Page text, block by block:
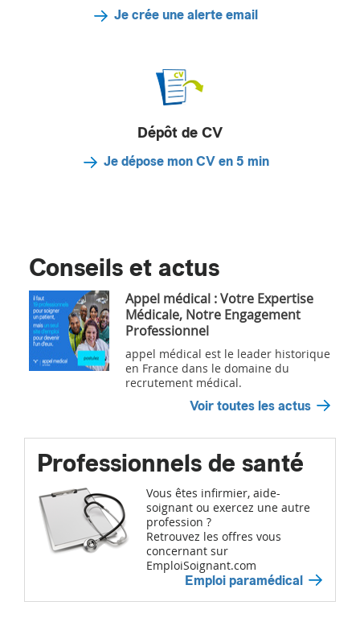
Je crée une alerte email
Dépôt de CV
Je dépose mon CV en 5 min
Conseils et actus
Appel médical : Votre Expertise
Médicale, Notre Engagement
Professionnel
appel médical est le leader historique
en France dans le domaine du
recrutement médical.
Voir toutes les actus
Professionnels de santé
Vous êtes infirmier, aide-
soignant ou exercez une autre
profession ?
Retrouvez les offres vous
concernant sur
EmploiSoignant.com
Emploi paramédical